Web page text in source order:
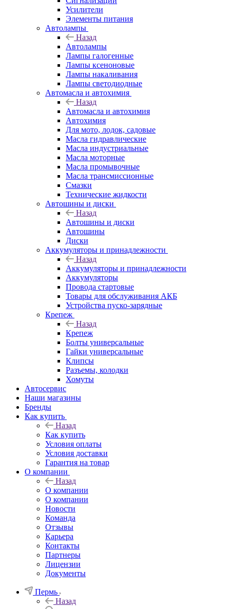
Усилители
Элементы питания
Автолампы
Назад
Автолампы
Лампы галогенные
Лампы ксеноновые
Лампы накаливания
Лампы светодиодные
Автомасла и автохимия
Назад
Автомасла и автохимия
Автохимия
Для мото, лодок, садовые
Масла гидравлические
Масла индустриальные
Масла моторные
Масла промывочные
Масла трансмиссионные
Смазки
Технические жидкости
Автошины и диски
Назад
Автошины и диски
Автошины
Диски
Аккумуляторы и принадлежности
Назад
Аккумуляторы и принадлежности
Аккумуляторы
Провода стартовые
Товары для обслуживания АКБ
Устройства пуско-зарядные
Крепеж
Назад
Крепеж
Болты универсальные
Гайки универсальные
Клипсы
Разъемы, колодки
Хомуты
Автосервис
Наши магазины
Бренды
Как купить
Назад
Как купить
Условия оплаты
Условия доставки
Гарантия на товар
О компании
Назад
О компании
О компании
Новости
Команда
Отзывы
Карьера
Контакты
Партнеры
Лицензии
Документы
Пермь
Назад